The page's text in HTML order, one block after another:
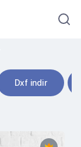
Dxf indir